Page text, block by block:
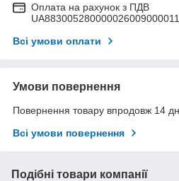
Оплата на рахунок з ПДВ
Всі умови оплати
Умови повернення
Повернення товару впродовж 14
Всі умови повернення
Подібні товари компанії